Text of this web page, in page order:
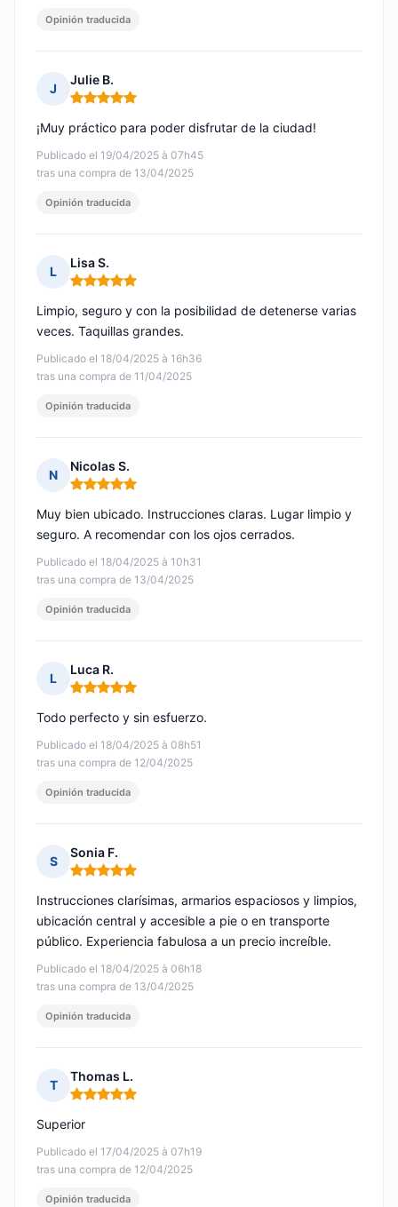
Opinión traducida
J
Julie B.
Nota: 5 de 5
Publicado el 19/04/2025 à 07h45
tras una compra de 13/04/2025
¡Muy práctico para poder disfrutar de la ciudad!
Opinión traducida
L
Lisa S.
Nota: 5 de 5
Publicado el 18/04/2025 à 16h36
tras una compra de 11/04/2025
Limpio, seguro y con la posibilidad de detenerse varias
veces. Taquillas grandes.
Opinión traducida
N
Nicolas S.
Nota: 5 de 5
Publicado el 18/04/2025 à 10h31
tras una compra de 13/04/2025
Muy bien ubicado. Instrucciones claras. Lugar limpio y
seguro. A recomendar con los ojos cerrados.
Opinión traducida
L
Luca R.
Nota: 5 de 5
Publicado el 18/04/2025 à 08h51
tras una compra de 12/04/2025
Todo perfecto y sin esfuerzo.
Opinión traducida
S
Sonia F.
Nota: 5 de 5
Publicado el 18/04/2025 à 06h18
tras una compra de 13/04/2025
Instrucciones clarísimas, armarios espaciosos y limpios,
ubicación central y accesible a pie o en transporte
público. Experiencia fabulosa a un precio increíble.
Opinión traducida
T
Thomas L.
Nota: 5 de 5
Publicado el 17/04/2025 à 07h19
tras una compra de 12/04/2025
Superior
Opinión traducida